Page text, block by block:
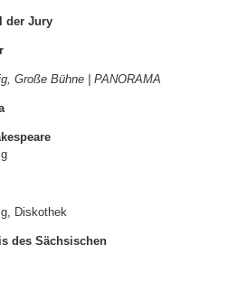
der Jury
Große Bühne | PANORAMA
Diskothek
des Sächsischen